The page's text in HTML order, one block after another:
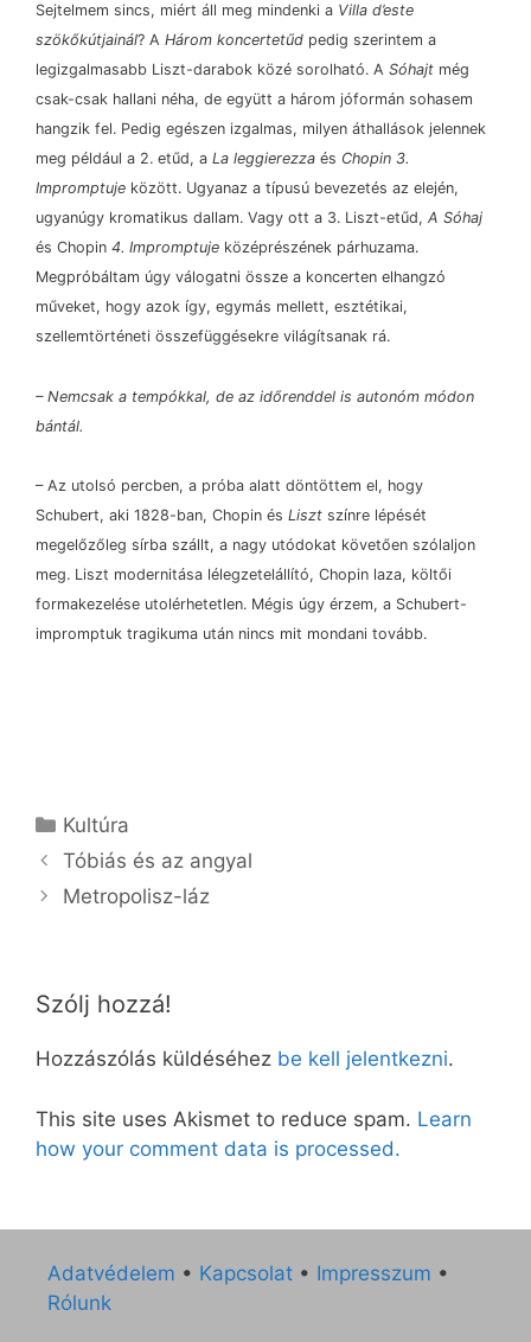
Sejtelmem sincs, miért áll meg mindenki a Villa d’este
szökőkútjainál? A Három koncertetűd pedig szerintem a
legizgalmasabb Liszt-darabok közé sorolható. A Sóhajt még
csak-csak hallani néha, de együtt a három jóformán sohasem
hangzik fel. Pedig egészen izgalmas, milyen áthallások jelennek
meg például a 2. etűd, a La leggierezza és Chopin 3.
Impromptuje között. Ugyanaz a típusú bevezetés az elején,
ugyanúgy kromatikus dallam. Vagy ott a 3. Liszt-etűd, A Sóhaj
és Chopin 4. Impromptuje középrészének párhuzama.
Megpróbáltam úgy válogatni össze a koncerten elhangzó
műveket, hogy azok így, egymás mellett, esztétikai,
szellemtörténeti összefüggésekre világítsanak rá.
–Nemcsak a tempókkal, de az időrenddel is autonóm módon
bántál.
–Az utolsó percben, a próba alatt döntöttem el, hogy
Schubert, aki 1828-ban, Chopin és Liszt színre lépését
megelőzőleg sírba szállt, a nagy utódokat követően szólaljon
meg. Liszt modernitása lélegzetelállító, Chopin laza, költői
formakezelése utolérhetetlen. Mégis úgy érzem, a Schubert-
impromptuk tragikuma után nincs mit mondani tovább.
Kategória
Kultúra
Tóbiás és az angyal
Metropolisz-láz
Szólj hozzá!
Hozzászólás küldéséhez be kell jelentkezni.
This site uses Akismet to reduce spam. Learn
how your comment data is processed.
Adatvédelem • Kapcsolat • Impresszum •
Rólunk